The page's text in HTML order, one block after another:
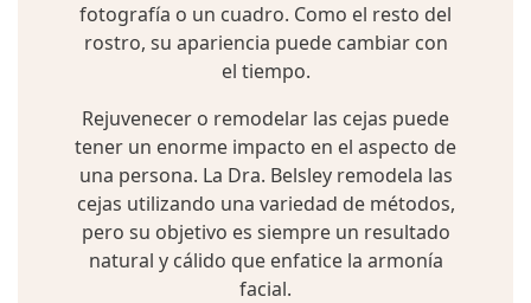
fotografía o un cuadro. Como el resto del
rostro, su apariencia puede cambiar con
el tiempo.
Rejuvenecer o remodelar las cejas puede
tener un enorme impacto en el aspecto de
una persona. La Dra. Belsley remodela las
cejas utilizando una variedad de métodos,
pero su objetivo es siempre un resultado
natural y cálido que enfatice la armonía
facial.